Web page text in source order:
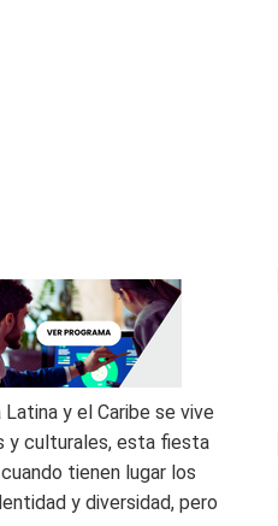
y el Caribe se vive
y culturales, esta fiesta
tienen lugar los
y diversidad, pero